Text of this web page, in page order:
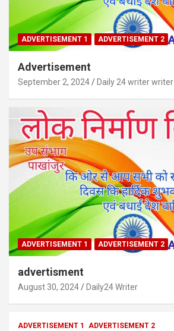
ADVERTISEMENT 1 ADVERTISEMENT 2
Advertisement
September 2, 2024 Daily 24 writer writer
ADVERTISEMENT 1 ADVERTISEMENT 2
advertisment
August 30, 2024 Daily24 Writer
ADVERTISEMENT 1 ADVERTISEMENT 2